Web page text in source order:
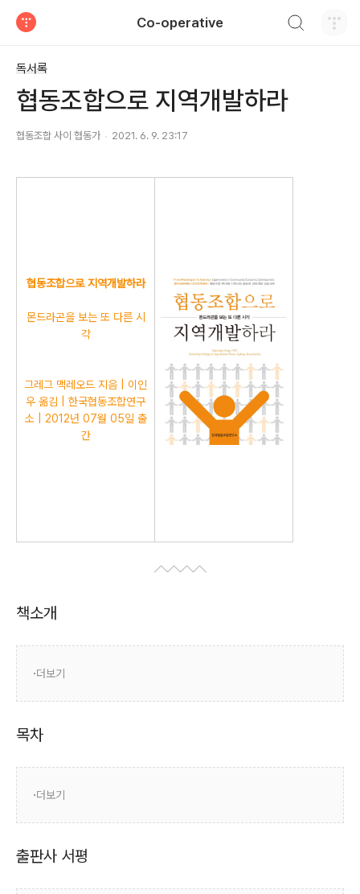
Co-operative
독서록
협동조합으로 지역개발하라
협동조합 사이 협동가 2021. 6. 9. 23:17
협동조합으로 지역개발하라
몬드라곤을 보는 또 다른 시
각
그레그 맥레오드 지음 | 이인
우 옮김 | 한국협동조합연구
소 | 2012년 07월 05일 출
간
책소개
더보기
목차
더보기
출판사 서평